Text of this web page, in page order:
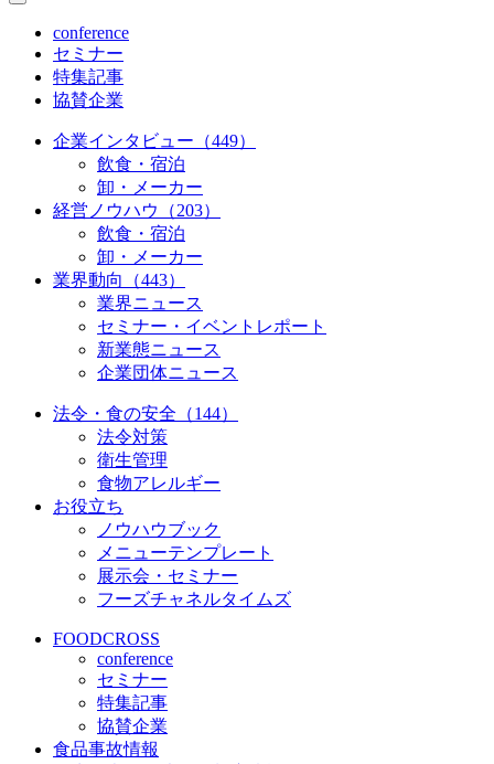
conference
セミナー
特集記事
協賛企業
企業インタビュー（449）
飲食・宿泊
卸・メーカー
経営ノウハウ（203）
飲食・宿泊
卸・メーカー
業界動向（443）
業界ニュース
セミナー・イベントレポート
新業態ニュース
企業団体ニュース
法令・食の安全（144）
法令対策
衛生管理
食物アレルギー
お役立ち
ノウハウブック
メニューテンプレート
展示会・セミナー
フーズチャネルタイムズ
FOODCROSS
conference
セミナー
特集記事
協賛企業
食品事故情報